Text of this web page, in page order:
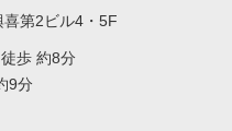
第2ビル4・5F
歩 約8分
9分